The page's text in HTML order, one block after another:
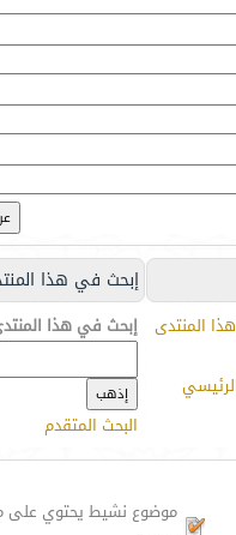
إبحث في هذا
المنتدى إبحث في هذا
البحث المتقدم
موضوع نشيط يحتوي على